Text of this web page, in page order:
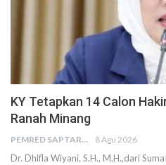
KY Tetapkan 14 Calon
Ranah Minang
PEMRED SAPTARIUS 8 Agu 2026
Dr. Dhifla Wiyani, S.H., M.H.,dari